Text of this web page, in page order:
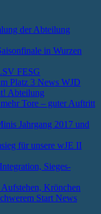
der Abteilung
in Wurzen
FESG
Platz 3 News WJD
Abteilung
Tore – guter Auftritt
Jahrgang 2017 und
für unsere wJE II
Sieges-
Krönchen
Start News